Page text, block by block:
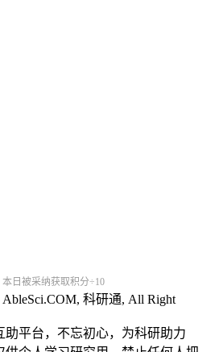
日被采纳获取积分÷10
AbleSci.COM, 科研通, All Right
助平台，不忘初心，为科研助力